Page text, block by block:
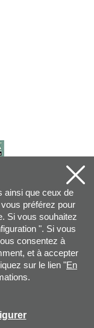
Politique des Cookies
ainsi que ceux de
préférez pour
Si vous souhaitez
". Si vous
consentez à
et à accepter
sur le lien "En